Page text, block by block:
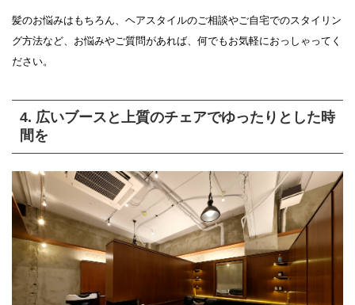
髪のお悩みはもちろん、ヘアスタイルのご相談やご自宅でのスタイリン
グ方法など、お悩みやご質問があれば、何でもお気軽におっしゃってく
ださい。
4. 広いブースと上質のチェアでゆったりとした時
間を